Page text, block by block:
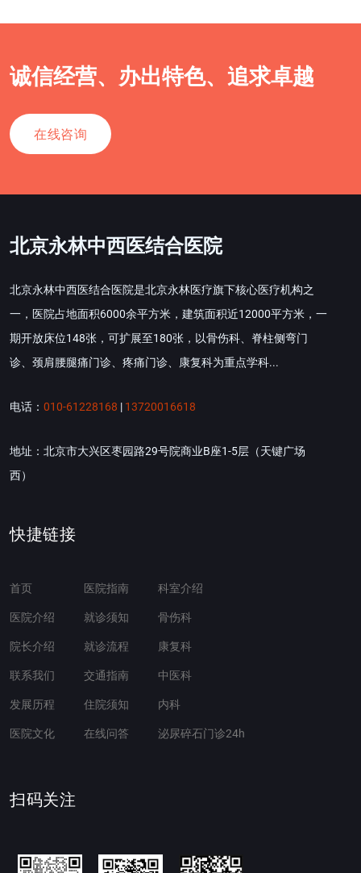
诚信经营、办出特色、追求卓越
在线咨询
北京永林中西医结合医院
北京永林中西医结合医院是北京永林医疗旗下核心医疗机构之
一，医院占地面积6000余平方米，建筑面积近12000平方米，一
期开放床位148张，可扩展至180张，以骨伤科、脊柱侧弯门
诊、颈肩腰腿痛门诊、疼痛门诊、康复科为重点学科...
电话： 010-61228168 | 13720016618
地址：北京市大兴区枣园路29号院商业B座1-5层（天键广场
西）
快捷链接
首页
医院介绍
院长介绍
联系我们
发展历程
医院文化
医院指南
就诊须知
就诊流程
交通指南
住院须知
在线问答
科室介绍
骨伤科
康复科
中医科
内科
泌尿碎石门诊24h
扫码关注